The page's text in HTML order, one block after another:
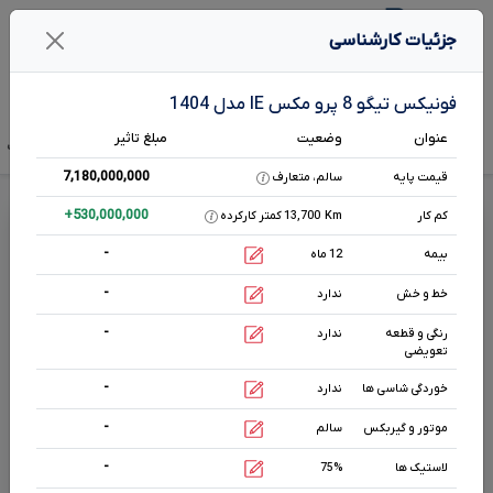
تخمین قیمت قیمت صفر تحلیل بازار هم رده‌ها‌ مشخصات
قیمت فونیکس تیگو8پرو مکسIE
مشخصات بیشتر
2000cc
جزئیات کارشناسی
فونیکس تیگو 8 پرو مکس IE مدل 1404
عنوان وضعیت مبلغ تاثیر
قیمت پایه سالم، متعارف 7,180,000,000
کم کار Km 13,700 کمتر کارکرده 530,000,000
+
بیمه 12 ماه -
خط و خش ندارد -
رنگی و قطعه
تعویضی
ندارد -
خوردگی شاسی ها ندارد -
موتور و گیربکس سالم -
لاستیک ها 75%
-